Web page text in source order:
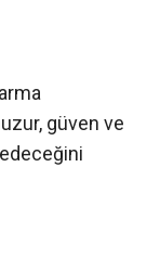
güven ve